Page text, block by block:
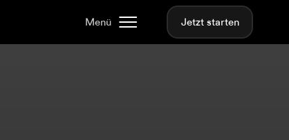
Menü Jetzt starten